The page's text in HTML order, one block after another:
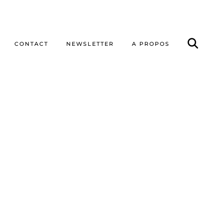
CONTACT NEWSLETTER A PROPOS